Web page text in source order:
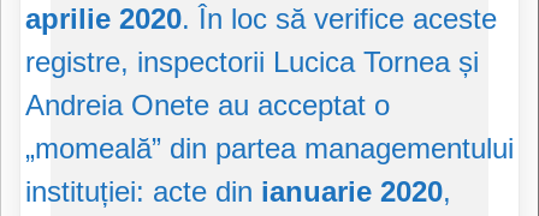
aprilie 2020. În loc să verifice aceste
registre, inspectorii Lucica Tornea și
Andreia Onete au acceptat o
„momeală” din partea managementului
instituției: acte din ianuarie 2020,